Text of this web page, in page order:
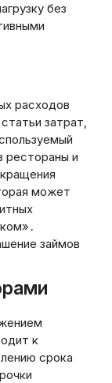
без
расходов
затрат‚
рестораны и
может
займов
к
срока